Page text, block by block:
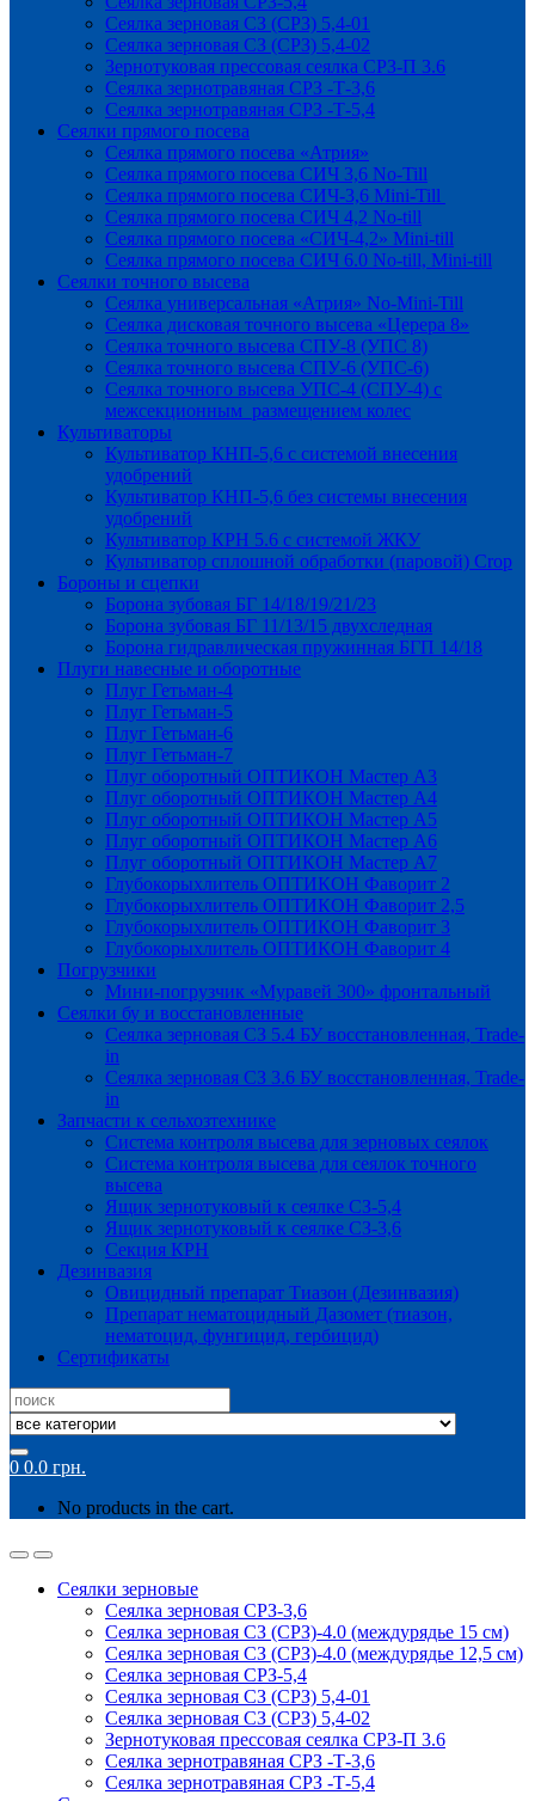
Сеялка зерновая СЗ (СРЗ) 5,4-01
Сеялка зерновая СЗ (СРЗ) 5,4-02
Зернотуковая прессовая сеялка СРЗ-П 3.6
Сеялка зернотравяная СРЗ -Т-3,6
Сеялка зернотравяная СРЗ -Т-5,4
Сеялки прямого посева
Сеялка прямого посева «Атрия»
Сеялка прямого посева СИЧ 3,6 No-Till
Сеялка прямого посева СИЧ-3,6 Mini-Till
Сеялка прямого посева СИЧ 4,2 No-till
Сеялка прямого посева «СИЧ-4,2» Mini-till
Сеялка прямого посева СИЧ 6.0 No-till, Mini-till
Сеялки точного высева
Сеялка универсальная «Атрия» No-Mini-Till
Сеялка дисковая точного высева «Церера 8»
Сеялка точного высева СПУ-8 (УПС 8)
Сеялка точного высева СПУ-6 (УПС-6)
Сеялка точного высева УПС-4 (СПУ-4) с
межсекционным размещением колес
Культиваторы
Культиватор КНП-5,6 с системой внесения
удобрений
Культиватор КНП-5,6 без системы внесения
удобрений
Культиватор КРН 5.6 с системой ЖКУ
Культиватор сплошной обработки (паровой) Crop
Бороны и сцепки
Борона зубовая БГ 14/18/19/21/23
Борона зубовая БГ 11/13/15 двухследная
Борона гидравлическая пружинная БГП 14/18
Плуги навесные и оборотные
Плуг Гетьман-4
Плуг Гетьман-5
Плуг Гетьман-6
Плуг Гетьман-7
Плуг оборотный ОПТИКОН Мастер А3
Плуг оборотный ОПТИКОН Мастер А4
Плуг оборотный ОПТИКОН Мастер А5
Плуг оборотный ОПТИКОН Мастер А6
Плуг оборотный ОПТИКОН Мастер А7
Глубокорыхлитель ОПТИКОН Фаворит 2
Глубокорыхлитель ОПТИКОН Фаворит 2,5
Глубокорыхлитель ОПТИКОН Фаворит 3
Глубокорыхлитель ОПТИКОН Фаворит 4
Погрузчики
Мини-погрузчик «Муравей 300» фронтальный
Сеялки бу и восстановленные
Сеялка зерновая СЗ 5.4 БУ восстановленная, Trade-
in
Сеялка зерновая СЗ 3.6 БУ восстановленная, Trade-
in
Запчасти к сельхозтехнике
Система контроля высева для зерновых сеялок
Система контроля высева для сеялок точного
высева
Ящик зернотуковый к сеялке СЗ-5,4
Ящик зернотуковый к сеялке СЗ-3,6
Секция КРН
Дезинвазия
Овицидный препарат Тиазон (Дезинвазия)
Препарат нематоцидный Дазомет (тиазон,
нематоцид, фунгицид, гербицид)
Сертификаты
Search
for:
0 0.0 грн.
No products in the cart.
Сеялки зерновые
Сеялка зерновая СРЗ-3,6
Сеялка зерновая СЗ (СРЗ)-4.0 (междурядье 15 см)
Сеялка зерновая СЗ (СРЗ)-4.0 (междурядье 12,5 см)
Сеялка зерновая СРЗ-5,4
Сеялка зерновая СЗ (СРЗ) 5,4-01
Сеялка зерновая СЗ (СРЗ) 5,4-02
Зернотуковая прессовая сеялка СРЗ-П 3.6
Сеялка зернотравяная СРЗ -Т-3,6
Сеялка зернотравяная СРЗ -Т-5,4